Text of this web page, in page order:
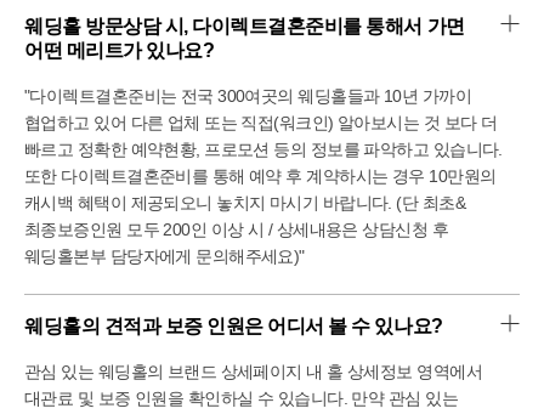
대구 MH웨딩 컨벤션홀은 제가 투어한 3개의 웨딩홀 중 가장
가격적인 메리트가 컸어요.
상담해주시는 실장님께서 꼼꼼하게 설명해주셔서 좋았고,
여러 가지 비교 포인트를 알 수 있어서 큰 도움이 되었어요.
결혼을 준비하는 예신, 예랑 분들께 직접 방문해 투어해
보시길 꼭 추천드리고 싶습니다!
웨딩홀 방문상담 시, 다이렉트결혼준비를 통해서 가면
어떤 메리트가 있나요?
"다이렉트결혼준비는 전국 300여곳의 웨딩홀들과 10년 가까이
협업하고 있어 다른 업체 또는 직접(워크인) 알아보시는 것 보다 더
빠르고 정확한 예약현황, 프로모션 등의 정보를 파악하고 있습니다.
또한 다이렉트결혼준비를 통해 예약 후 계약하시는 경우 10만원의
캐시백 혜택이 제공되오니 놓치지 마시기 바랍니다. (단 최초&
최종보증인원 모두 200인 이상 시 / 상세내용은 상담신청 후
웨딩홀본부 담당자에게 문의해주세요)"
웨딩홀의 견적과 보증 인원은 어디서 볼 수 있나요?
관심 있는 웨딩홀의 브랜드 상세페이지 내 홀 상세정보 영역에서
대관료 및 보증 인원을 확인하실 수 있습니다. 만약 관심 있는